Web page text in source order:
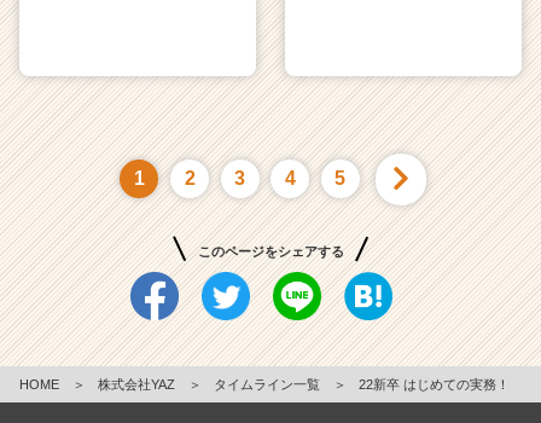
1 2 3 4 5
このページをシェアする
HOME ＞ 株式会社YAZ ＞ タイムライン一覧 ＞ 22新卒 はじめての実務！